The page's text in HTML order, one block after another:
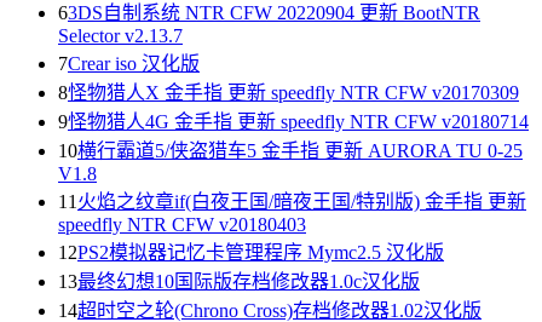
63DS自制系统 NTR CFW 20220904 更新 BootNTR
Selector v2.13.7
7Crear iso 汉化版
8怪物猎人X 金手指 更新 speedfly NTR CFW v20170309
9怪物猎人4G 金手指 更新 speedfly NTR CFW v20180714
10横行霸道5/侠盗猎车5 金手指 更新 AURORA TU 0-25
V1.8
11 火焰之纹章if(白夜王国/暗夜王国/特别版) 金手指 更新
speedfly NTR CFW v20180403
12PS2模拟器记忆卡管理程序 Mymc2.5 汉化版
13最终幻想10国际版存档修改器1.0c汉化版
14超时空之轮(Chrono Cross)存档修改器1.02汉化版